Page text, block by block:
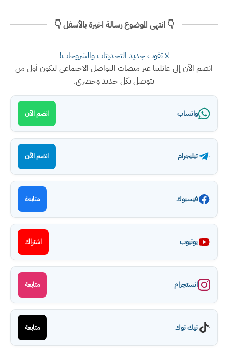
👇 انتهى الموضوع رسالة اخيرة بالأسفل 👇
لا تفوت جديد التحديثات والشروحات!
انضم الآن إلى عائلتنا عبر منصات التواصل الاجتماعي لتكون أول من
يتوصل بكل جديد وحصري.
واتساب انضم الآن
تيليجرام انضم الآن
فيسبوك متابعة
يوتيوب اشتراك
انستجرام متابعة
تيك توك متابعة